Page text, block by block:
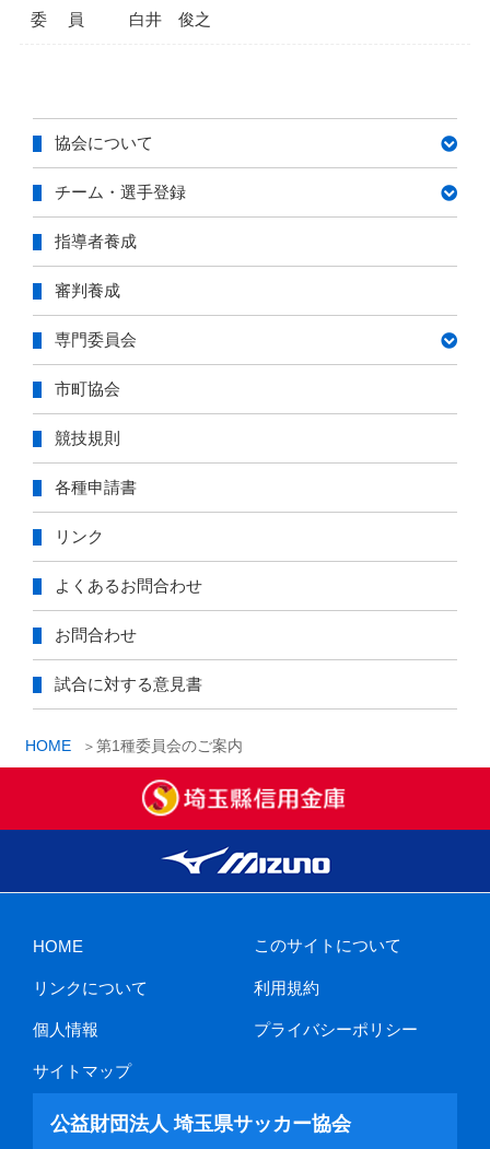
HOME 第1種委員会のご案内
委 員 白井 俊之
協会について
チーム・選手登録
指導者養成
審判養成
専門委員会
市町協会
競技規則
各種申請書
リンク
よくあるお問合わせ
お問合わせ
試合に対する意見書
HOME このサイトについて
リンクについて 利用規約
個人情報 プライバシーポリシー
サイトマップ
公益財団法人 埼玉県サッカー協会